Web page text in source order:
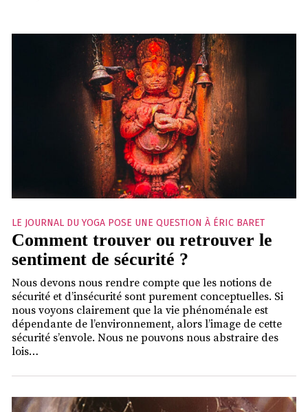
LE JOURNAL DU YOGA POSE UNE QUESTION À ÉRIC BARET
Comment trouver ou retrouver le
sentiment de sécurité ?
Nous devons nous rendre compte que les notions de
sécurité et d’insécurité sont purement conceptuelles. Si
nous voyons clairement que la vie phénoménale est
dépendante de l’environnement, alors l’image de cette
sécurité s’envole. Nous ne pouvons nous abstraire des
lois…